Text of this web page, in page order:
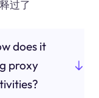
过了
does it
proxy